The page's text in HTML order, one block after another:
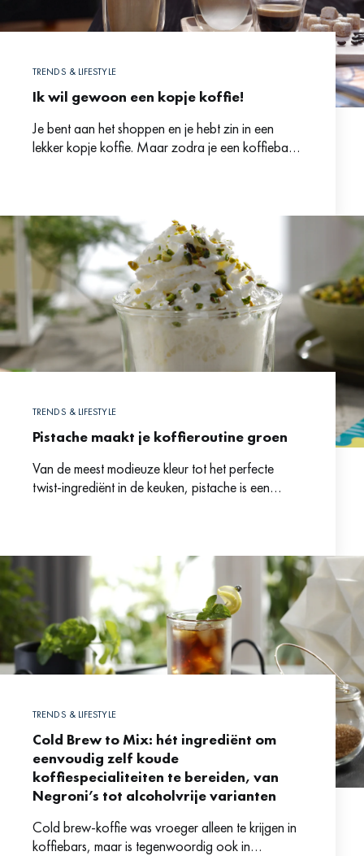
TRENDS & LIFESTYLE
Ik wil gewoon een kopje koffie!
Je bent aan het shoppen en je hebt zin in een
lekker kopje koffie. Maar zodra je een koffiebar
TRENDS & LIFESTYLE
Pistache maakt je koffieroutine groen
Van de meest modieuze kleur tot het perfecte
twist-ingrediënt in de keuken, pistache is een
TRENDS & LIFESTYLE
Cold Brew to Mix: hét ingrediënt om
eenvoudig zelf koude
koffiespecialiteiten te bereiden, van
Negroni’s tot alcoholvrije varianten
Cold brew-koffie was vroeger alleen te krijgen in
koffiebars, maar is tegenwoordig ook in